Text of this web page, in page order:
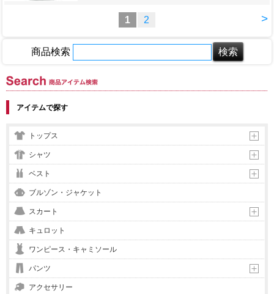
>
1 2
商品検索
商品アイテム検索
アイテムで探す
トップス
シャツ
ベスト
ブルゾン・ジャケット
スカート
キュロット
ワンピース・キャミソール
パンツ
アクセサリー